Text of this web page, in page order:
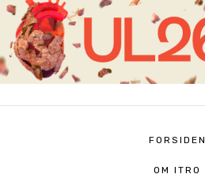
FORSIDEN
OM ITRO